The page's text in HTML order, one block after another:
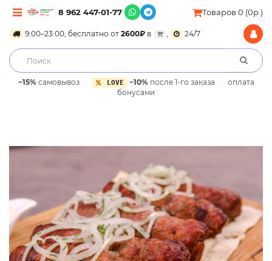
8 962 447-01-77 Товаров 0 (0р.)
9:00–23:00, бесплатно от 2600₽ в , 24/7
−15%самовывоз · LOVE −10%после 1-го заказа ·
оплата
бонусами